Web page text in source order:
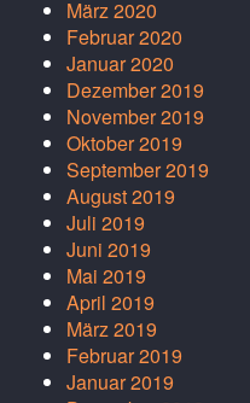
März 2020
Februar 2020
Januar 2020
Dezember 2019
November 2019
Oktober 2019
September 2019
August 2019
Juli 2019
Juni 2019
Mai 2019
April 2019
März 2019
Februar 2019
Januar 2019